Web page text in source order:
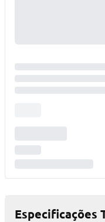
Especificações